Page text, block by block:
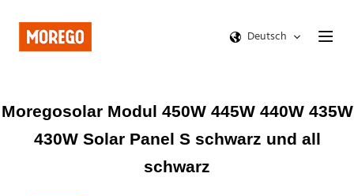
Deutsch
Moregosolar Modul 450W 445W 440W 435W
430W Solar Panel S schwarz und all
schwarz